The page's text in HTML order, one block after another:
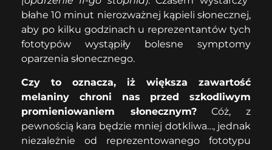
błahe 10 minut nierozważnej kąpieli słonecznej,
aby po kilku godzinach u reprezentantów tych
fototypów wystąpiły bolesne symptomy
oparzenia słonecznego.
Czy to oznacza, iż większa zawartość
melaniny chroni nas przed szkodliwym
promieniowaniem słonecznym?Cóż, z
pewnością kara będzie mniej dotkliwa…, jednak
niezależnie od reprezentowanego fototypu